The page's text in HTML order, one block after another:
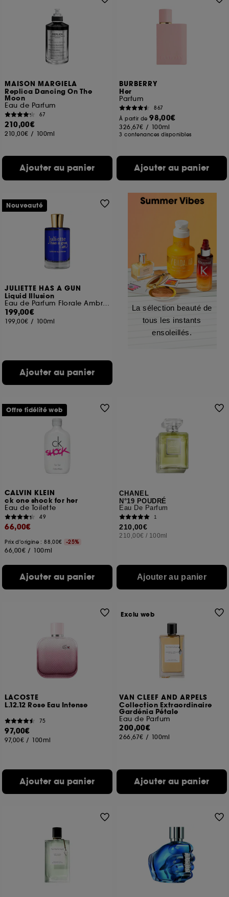
MAISON MARGIELA
Replica Dancing On The
Moon
Eau de Parfum
67
210,00€
210,00€ / 100ml
Ajouter au panier
BURBERRY
Her
Parfum
867
À partir de98,00€
326,67€ / 100ml
3 contenances disponibles
Ajouter au panier
JULIETTE HAS A GUN
Liquid Illusion
Eau de Parfum Florale Ambrée
199,00€
199,00€ / 100ml
Ajouter au panier
Nouveauté
La sélection beauté de
tous les instants
ensoleillés.
CALVIN KLEIN
ck one shock for her
Eau de Toilette
49
66,00€
Prix d'origine : 88,00€ -25%
66,00€ / 100ml
Ajouter au panier
Offre fidélité web
CHANEL
N°19 POUDRÉ
Eau De Parfum
1
210,00€
210,00€ / 100ml
Ajouter au panier
LACOSTE
L.12.12 Rose Eau Intense
75
97,00€
97,00€ / 100ml
Ajouter au panier
VAN CLEEF AND ARPELS
Collection Extraordinaire
Gardénia Pétale
Eau de Parfum
200,00€
266,67€ / 100ml
Ajouter au panier
Exclu web